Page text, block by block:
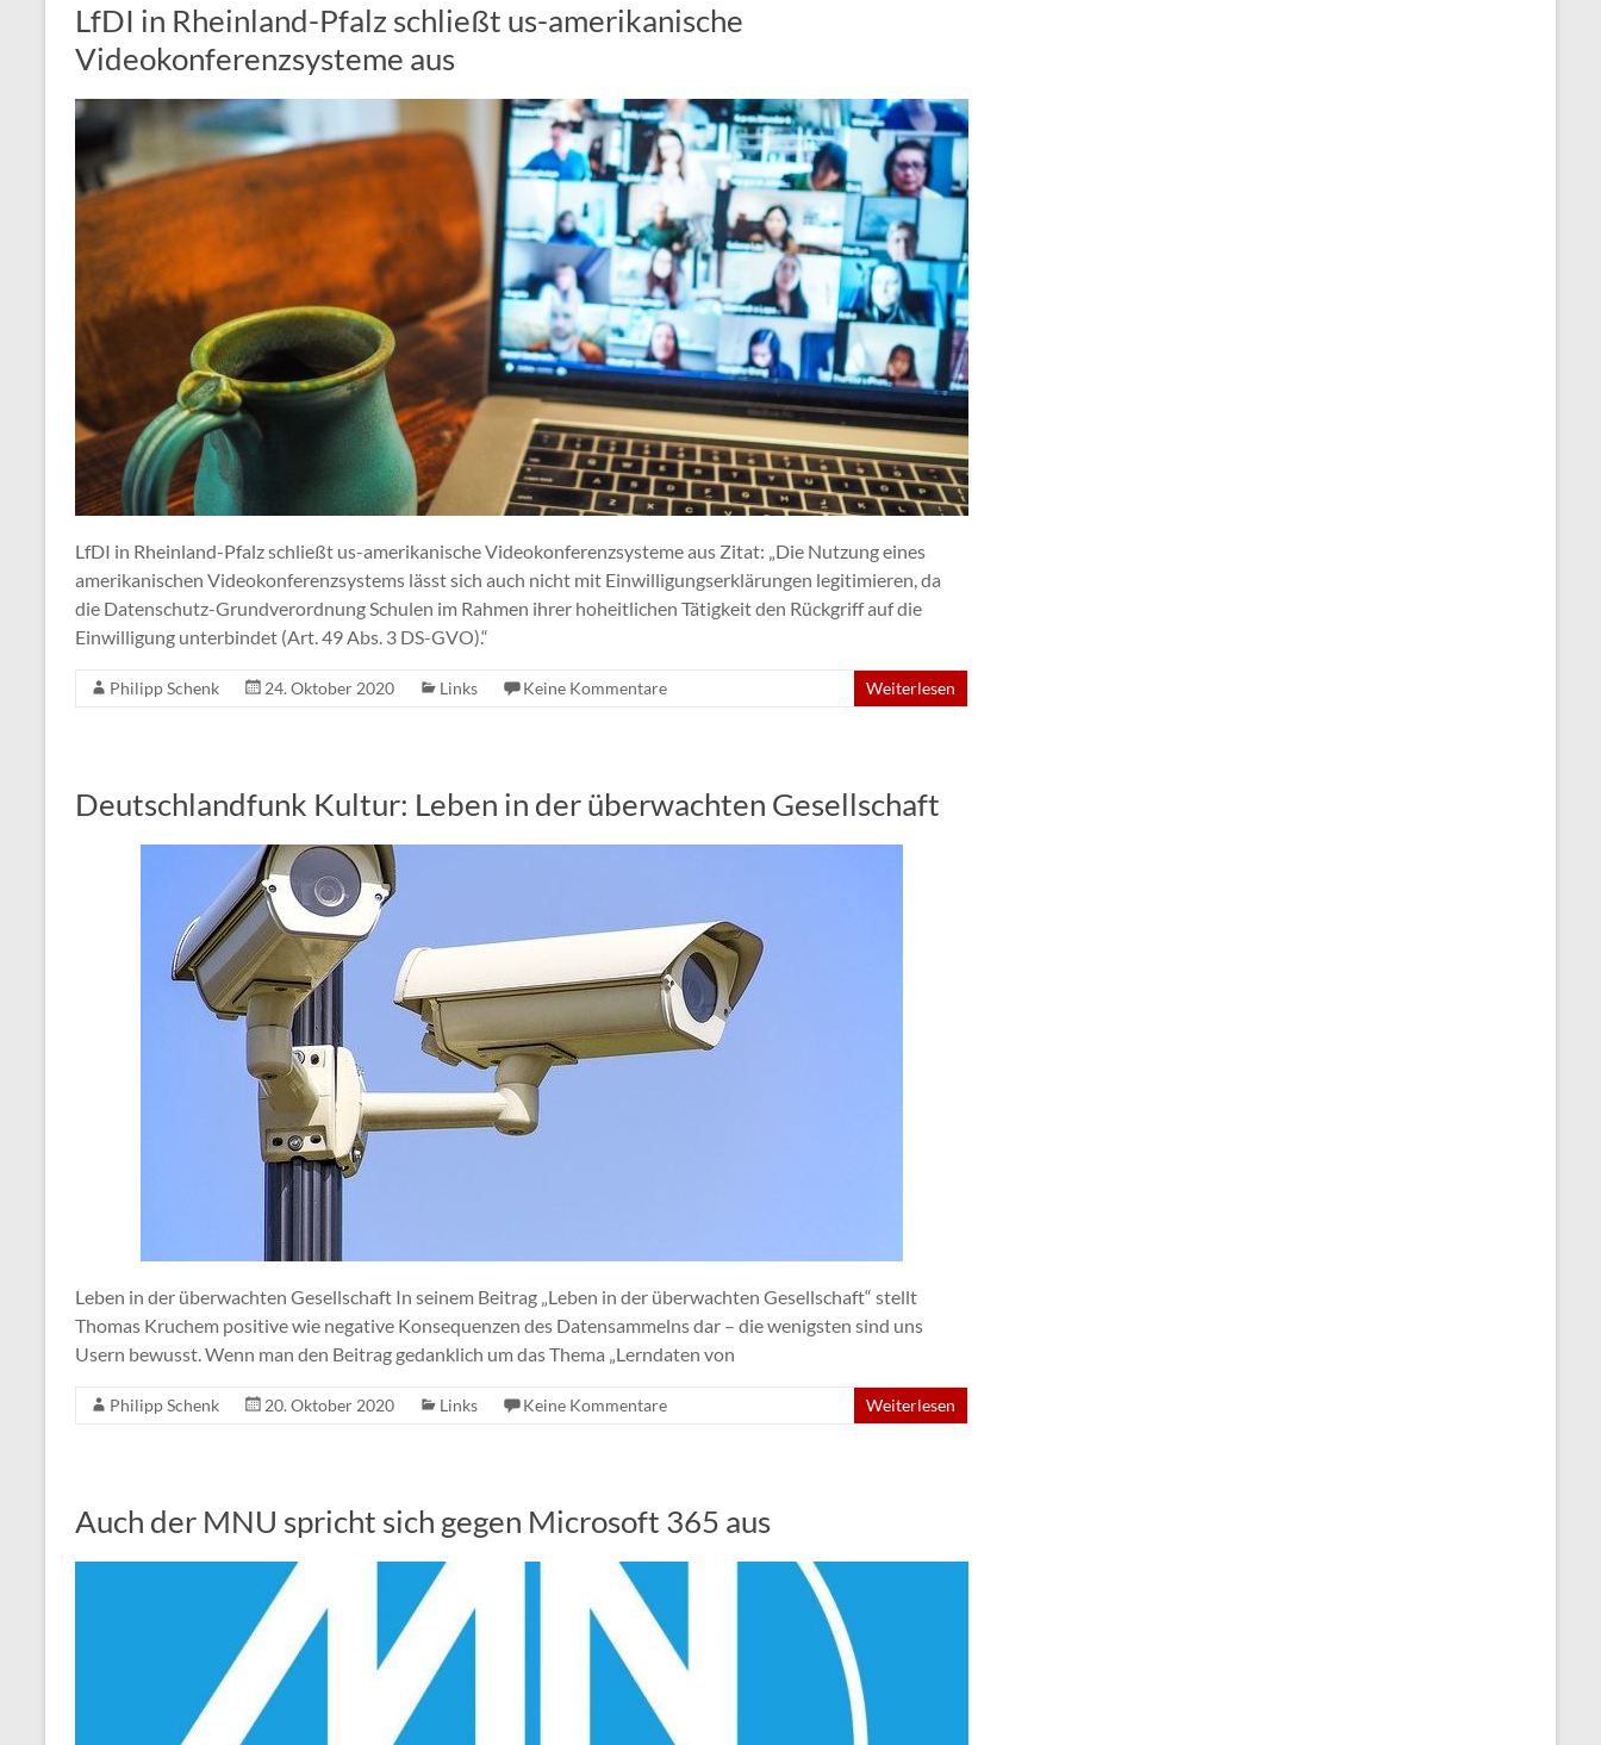
LfDI in Rheinland-Pfalz schließt us-amerikanische
Videokonferenzsysteme aus
LfDI in Rheinland-Pfalz schließt us-amerikanische Videokonferenzsysteme aus Zitat: „Die Nutzung eines
amerikanischen Videokonferenzsystems lässt sich auch nicht mit Einwilligungserklärungen legitimieren, da
die Datenschutz-Grundverordnung Schulen im Rahmen ihrer hoheitlichen Tätigkeit den Rückgriff auf die
Einwilligung unterbindet (Art. 49 Abs. 3 DS-GVO).“
Philipp Schenk 24. Oktober 2020 Links Keine Kommentare Weiterlesen
Deutschlandfunk Kultur: Leben in der überwachten Gesellschaft
Leben in der überwachten Gesellschaft In seinem Beitrag „Leben in der überwachten Gesellschaft“ stellt
Thomas Kruchem positive wie negative Konsequenzen des Datensammelns dar – die wenigsten sind uns
Usern bewusst. Wenn man den Beitrag gedanklich um das Thema „Lerndaten von
Philipp Schenk 20. Oktober 2020 Links Keine Kommentare Weiterlesen
Auch der MNU spricht sich gegen Microsoft 365 aus